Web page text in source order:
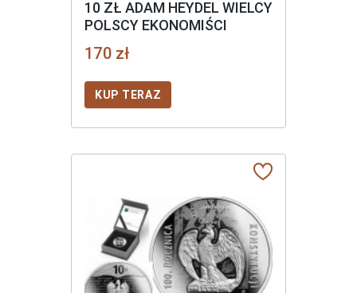
10 ZŁ ADAM HEYDEL WIELCY
POLSCY EKONOMIŚCI
170 zł
KUP TERAZ